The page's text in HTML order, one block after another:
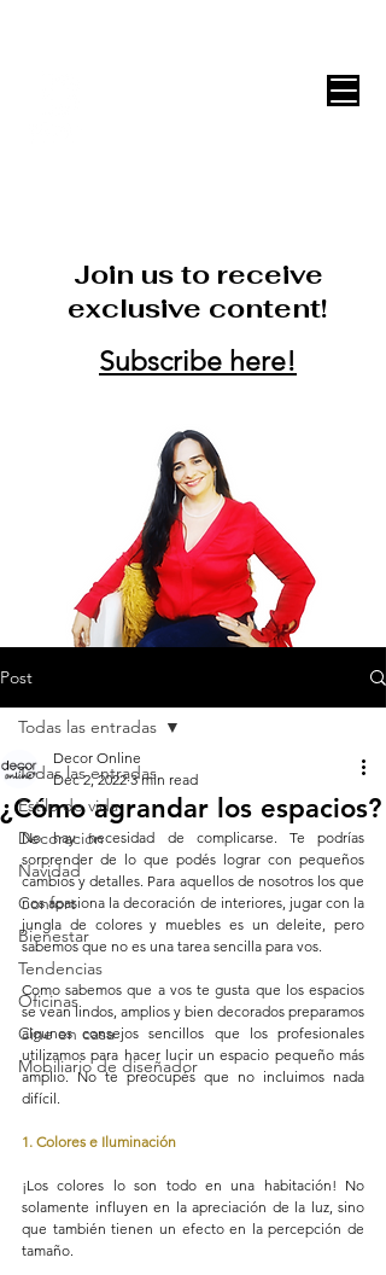
Join us to receive
exclusive content!
Subscribe here!
Post
Todas las entradas
Estilo de vida
Decoración
Navidad
Confort
Bienestar
Tendencias
Oficinas
Cine en casa
Mobiliario de diseñador
Todas las entradas
¿Cómo agrandar los espacios?
Decor Online
Dec 2, 2022 3 min read
No hay necesidad de complicarse. Te podrías
sorprender de lo que podés lograr con pequeños
cambios y detalles. Para aquellos de nosotros los que
nos apasiona la decoración de interiores, jugar con la
jungla de colores y muebles es un deleite, pero
sabemos que no es una tarea sencilla para vos.
Como sabemos que a vos te gusta que los espacios
se vean lindos, amplios y bien decorados preparamos
algunos consejos sencillos que los profesionales
utilizamos para hacer lucir un espacio pequeño más
amplio. No te preocupés que no incluimos nada
difícil.
1. Colores e Iluminación
¡Los colores lo son todo en una habitación! No
solamente influyen en la apreciación de la luz, sino
que también tienen un efecto en la percepción de
tamaño.